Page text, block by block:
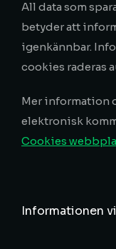
All data som
betyder att
igenkännbar.
cookies raderas
Mer information
elektronisk
Cookies
Informationen